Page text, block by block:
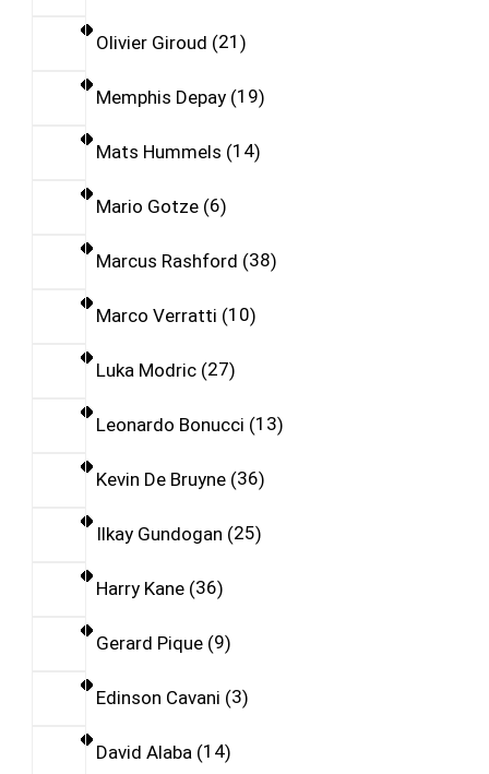
Olivier Giroud 21
Memphis Depay 19
Mats Hummels 14
Mario Gotze 6
Marcus Rashford 38
Marco Verratti 10
Luka Modric 27
Leonardo Bonucci 13
Kevin De Bruyne 36
Ilkay Gundogan 25
Harry Kane 36
Gerard Pique 9
Edinson Cavani 3
David Alaba 14